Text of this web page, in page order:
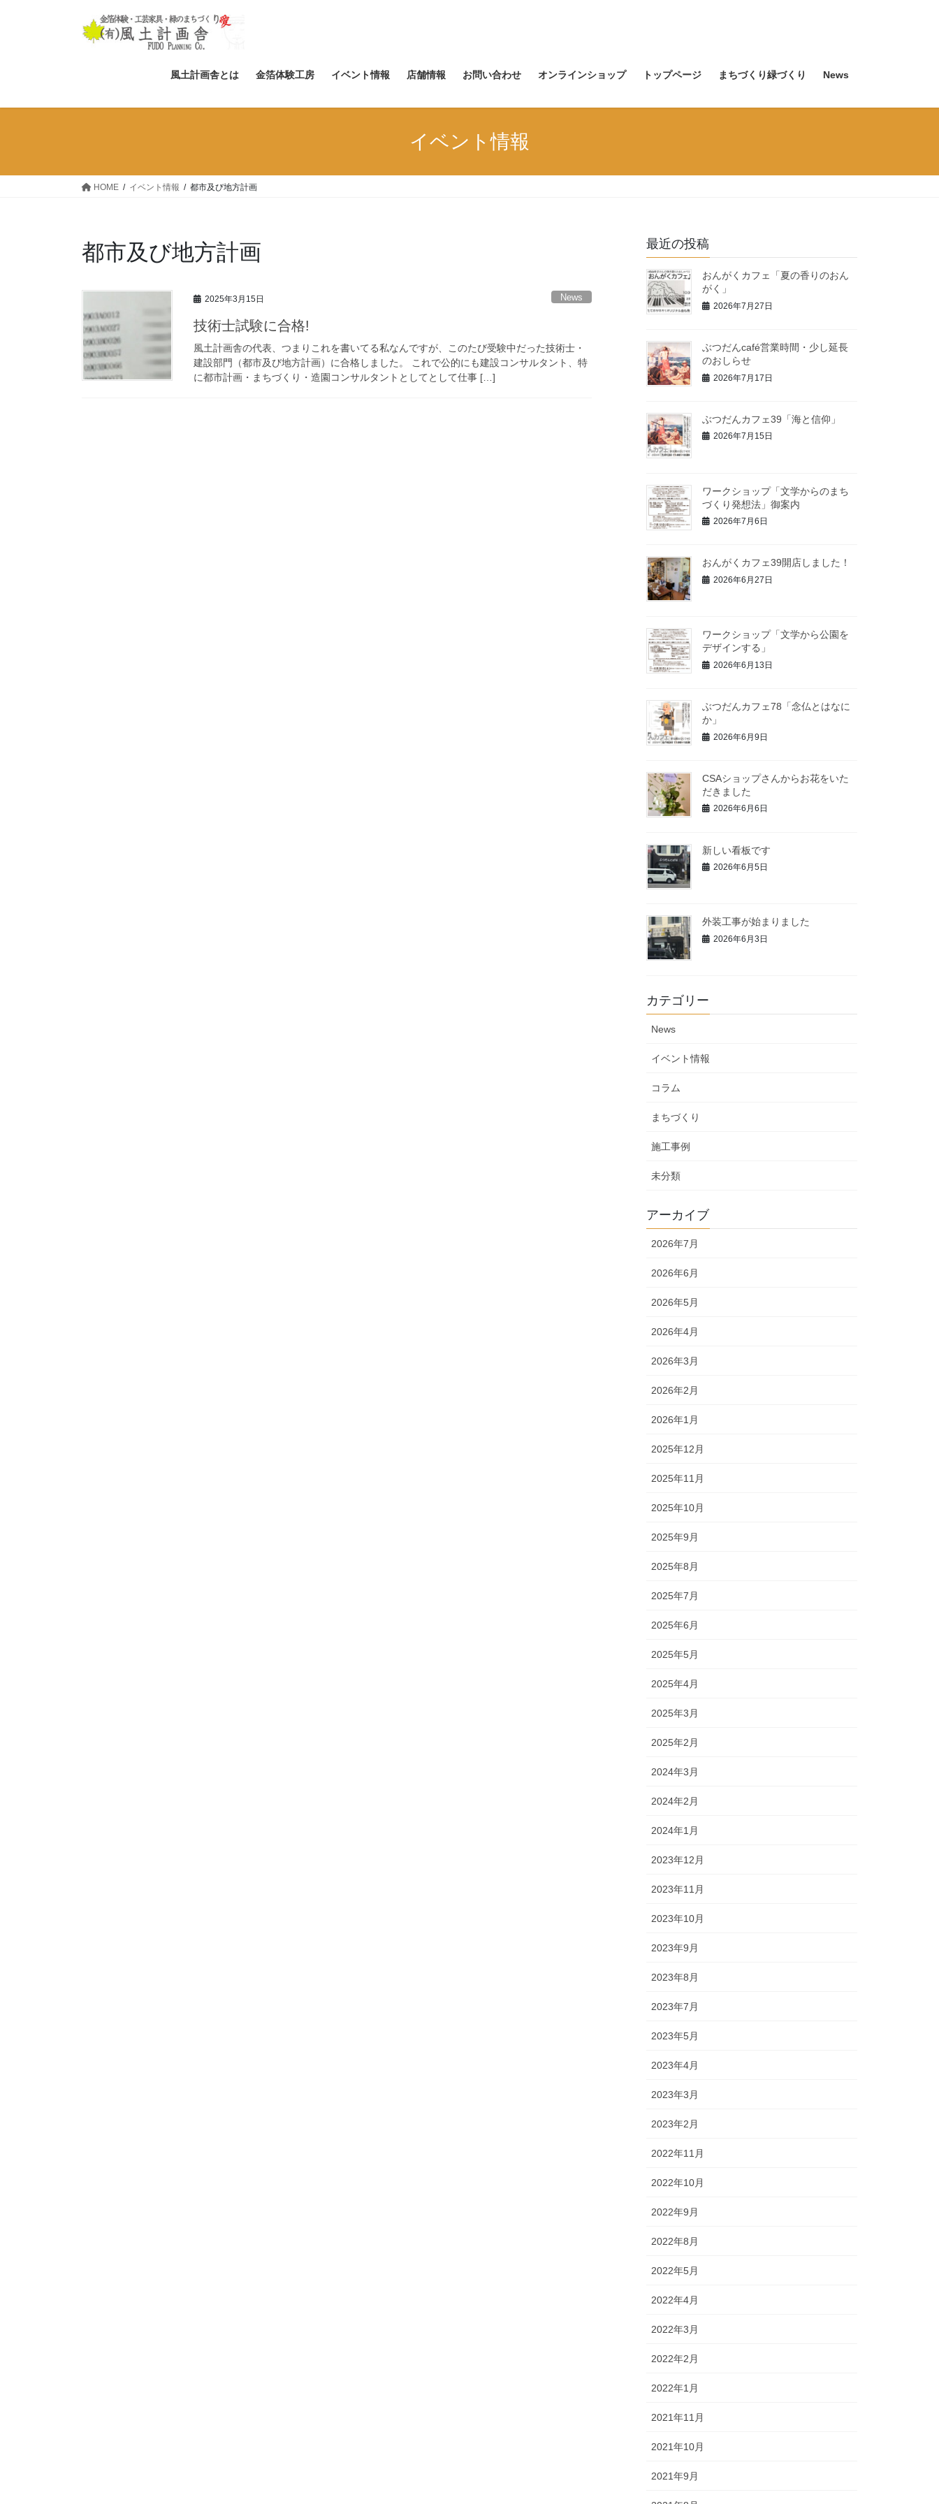
ス
ン
風土計画舎とは 金箔体験工房 イベント情報 店舗情報 お問い合わせ オンラインショップ トップページ まちづくり緑づくり News
イベント情報
HOME イベント情報 都市及び地方計画
都市及び地方計画
2025年3月15日 News
技術士試験に合格!
風土計画舎の代表、つまりこれを書いてる私なんですが、このたび受験中だった技術士・
建設部門（都市及び地方計画）に合格しました。 これで公的にも建設コンサルタント、特
に都市計画・まちづくり・造園コンサルタントとしてとして仕事 […]
最近の投稿
おんがくカフェ「夏の香りのおん
がく」
2026年7月27日
ぶつだんcafé営業時間・少し延長
のおしらせ
2026年7月17日
ぶつだんカフェ39「海と信仰」
2026年7月15日
ワークショップ「文学からのまち
づくり発想法」御案内
2026年7月6日
おんがくカフェ39開店しました！
2026年6月27日
ワークショップ「文学から公園を
デザインする」
2026年6月13日
ぶつだんカフェ78「念仏とはなに
か」
2026年6月9日
CSAショップさんからお花をいた
だきました
2026年6月6日
新しい看板です
2026年6月5日
外装工事が始まりました
2026年6月3日
カテゴリー
News
イベント情報
コラム
まちづくり
施工事例
未分類
アーカイブ
2026年7月
2026年6月
2026年5月
2026年4月
2026年3月
2026年2月
2026年1月
2025年12月
2025年11月
2025年10月
2025年9月
2025年8月
2025年7月
2025年6月
2025年5月
2025年4月
2025年3月
2025年2月
2024年3月
2024年2月
2024年1月
2023年12月
2023年11月
2023年10月
2023年9月
2023年8月
2023年7月
2023年5月
2023年4月
2023年3月
2023年2月
2022年11月
2022年10月
2022年9月
2022年8月
2022年5月
2022年4月
2022年3月
2022年2月
2022年1月
2021年11月
2021年10月
2021年9月